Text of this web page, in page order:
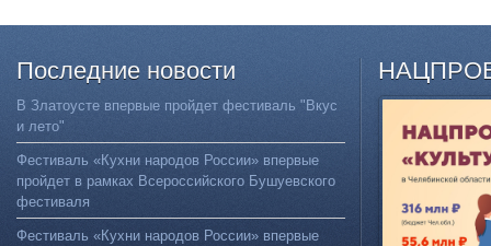
Последние новости
В Златоусте впервые пройдет фестиваль "Вкус
и лето"
Фестиваль «Кухни народов России» впервые
пройдет в рамках Всероссийского Бушуевского
фестиваля
Фестиваль «Кухни народов России» впервые